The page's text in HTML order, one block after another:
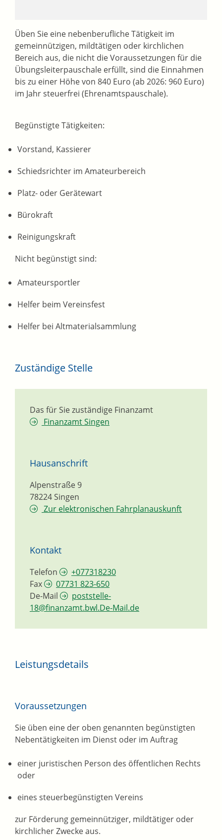
Üben Sie eine nebenberufliche Tätigkeit im
gemeinnützigen, mildtätigen oder kirchlichen
Bereich aus, die nicht die Voraussetzungen für die
Übungsleiterpauschale erfüllt, sind die Einnahmen
bis zu einer Höhe von 840 Euro (ab 2026: 960 Euro)
im Jahr steuerfrei (Ehrenamtspauschale).
Begünstigte Tätigkeiten:
Vorstand, Kassierer
Schiedsrichter im Amateurbereich
Platz- oder Gerätewart
Bürokraft
Reinigungskraft
Nicht begünstigt sind:
Amateursportler
Helfer beim Vereinsfest
Helfer bei Altmaterialsammlung
Zuständige Stelle
Das für Sie zuständige Finanzamt
Finanzamt Singen
Hausanschrift
Alpenstraße 9
78224Singen
Zur elektronischen Fahrplanauskunft
Kontakt
Telefon
+077318230
Fax
07731 823-650
De-Mail
poststelle-
18@finanzamt.bwl.De-Mail.de
Leistungsdetails
Voraussetzungen
Sie üben eine der oben genannten begünstigten
Nebentätigkeiten im Dienst oder im Auftrag
einer juristischen Person des öffentlichen Rechts
oder
eines steuerbegünstigten Vereins
zur Förderung gemeinnütziger, mildtätiger oder
kirchlicher Zwecke aus.